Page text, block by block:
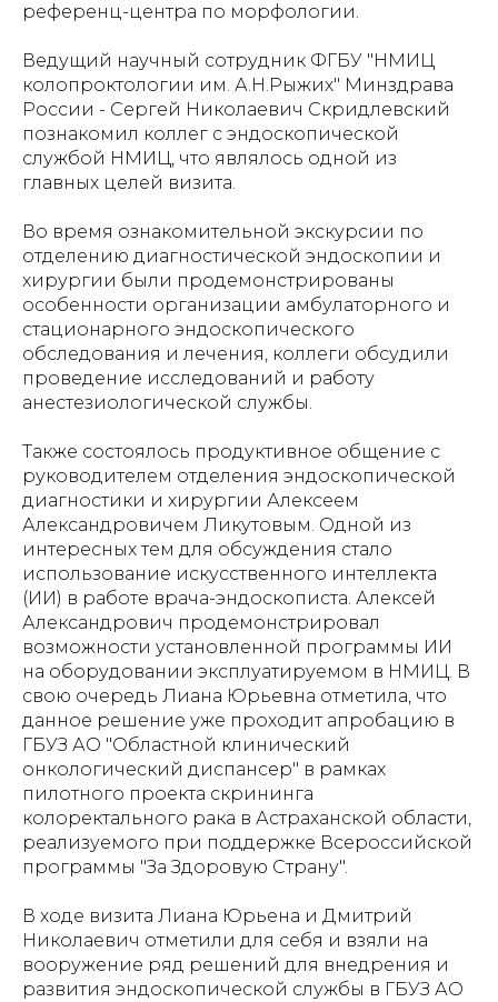
референц-центра по морфологии.
Ведущий научный сотрудник ФГБУ "НМИЦ
колопроктологии им. А.Н.Рыжих" Минздрава
России - Сергей Николаевич Скридлевский
познакомил коллег с эндоскопической
службой НМИЦ, что являлось одной из
главных целей визита.
Во время ознакомительной экскурсии по
отделению диагностической эндоскопии и
хирургии были продемонстрированы
особенности организации амбулаторного и
стационарного эндоскопического
обследования и лечения, коллеги обсудили
проведение исследований и работу
анестезиологической службы.
Также состоялось продуктивное общение с
руководителем отделения эндоскопической
диагностики и хирургии Алексеем
Александровичем Ликутовым. Одной из
интересных тем для обсуждения стало
использование искусственного интеллекта
(ИИ) в работе врача-эндоскописта. Алексей
Александрович продемонстрировал
возможности установленной программы ИИ
на оборудовании эксплуатируемом в НМИЦ. В
свою очередь Лиана Юрьевна отметила, что
данное решение уже проходит апробацию в
ГБУЗ АО "Областной клинический
онкологический диспансер" в рамках
пилотного проекта скрининга
колоректального рака в Астраханской области,
реализуемого при поддержке Всероссийской
программы "За Здоровую Страну".
В ходе визита Лиана Юрьена и Дмитрий
Николаевич отметили для себя и взяли на
вооружение ряд решений для внедрения и
развития эндоскопической службы в ГБУЗ АО